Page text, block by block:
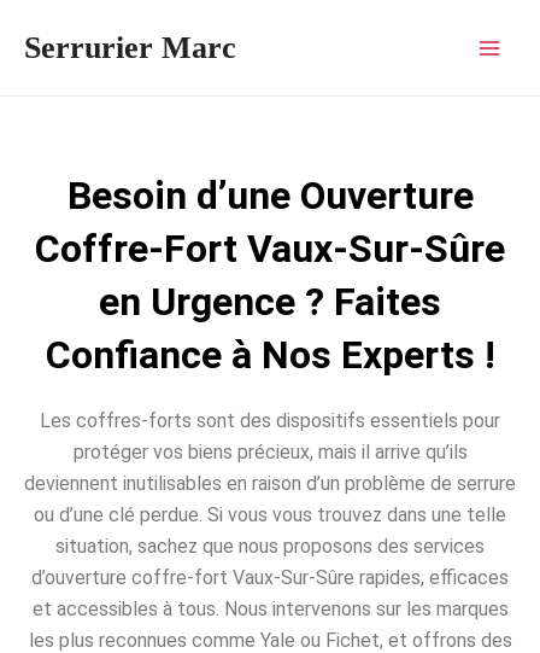
Serrurier Marc
Besoin d’une Ouverture
Coffre-Fort Vaux-Sur-Sûre
en Urgence ? Faites
Confiance à Nos Experts !
Les coffres-forts sont des dispositifs essentiels pour
protéger vos biens précieux, mais il arrive qu’ils
deviennent inutilisables en raison d’un problème de serrure
ou d’une clé perdue. Si vous vous trouvez dans une telle
situation, sachez que nous proposons des services
d’ouverture coffre-fort Vaux-Sur-Sûre rapides, efficaces
et accessibles à tous. Nous intervenons sur les marques
les plus reconnues comme Yale ou Fichet, et offrons des